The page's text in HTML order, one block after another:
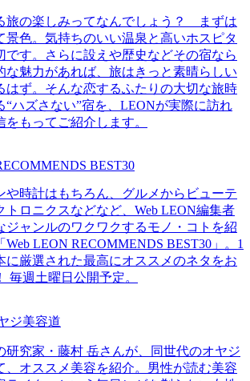
旅の楽しみってなんでしょう？ まずは
景色。気持ちのいい温泉と高いホスピタ
です。さらに設えや歴史などその宿なら
な魅力があれば、旅はきっと素晴らしい
はず。そんな恋するふたりの大切な旅時
“ハズさない”宿を、LEONが実際に訪れ
をもってご紹介します。
BEST30
や時計はもちろん、グルメからビューテ
トロニクスなどなど、Web LEON編集者
ジャンルのワクワクするモノ・コトを紹
LEON RECOMMENDS BEST30」。1
に厳選された最高にオススメのネタをお
毎週土曜日公開予定。
ジ美容道
研究家・藤村 岳さんが、同世代のオヤジ
、オススメ美容を紹介。男性が読む美容